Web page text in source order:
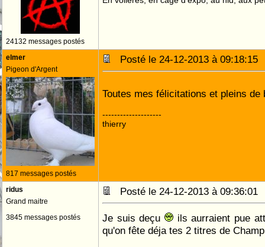
24132 messages postés
elmer
Pigeon d'Argent
817 messages postés
Posté le 24-12-2013 à
Toutes mes félicitations et pleins
--------------------
thierry
ridus
Grand maitre
3845 messages postés
Posté le 24-12-2013 à
Je suis deçu
ils aurraient pue
qu'on fête déja tes 2 titres de